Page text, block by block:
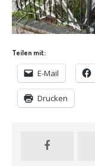
Teilen mit:
E-Mail
Drucken